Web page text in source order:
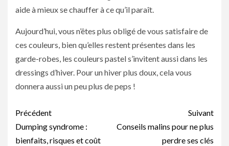
aide à mieux se chauffer à ce qu’il paraît.
Aujourd’hui, vous n’êtes plus obligé de vous satisfaire de
ces couleurs, bien qu’elles restent présentes dans les
garde-robes, les couleurs pastel s’invitent aussi dans les
dressings d’hiver. Pour un hiver plus doux, cela vous
donnera aussi un peu plus de peps !
Navigation
d’article
Précédent
Dumping syndrome :
bienfaits, risques et coût
Suivant
Conseils malins pour ne plus
perdre ses clés